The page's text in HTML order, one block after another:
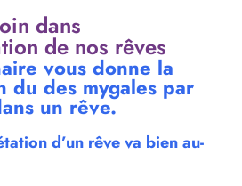
dans
de nos rêves
vous donne la
du des mygales par
un rêve.
d’un rêve va bien au-